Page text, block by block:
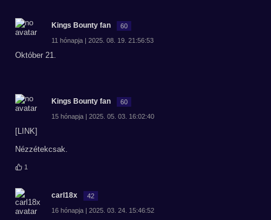
Kings Bounty fan 60
11 hónapja | 2025. 08. 19. 21:56:53
Október 21.
Kings Bounty fan 60
15 hónapja | 2025. 05. 03. 16:02:40
[LINK]
Nézzétekcsak.
1
carl18x 42
16 hónapja | 2025. 03. 24. 15:46:52